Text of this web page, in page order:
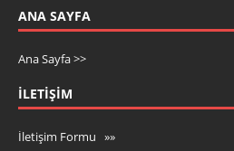
ANA SAYFA
Ana Sayfa >>
İLETIŞIM
İletişim Formu »»